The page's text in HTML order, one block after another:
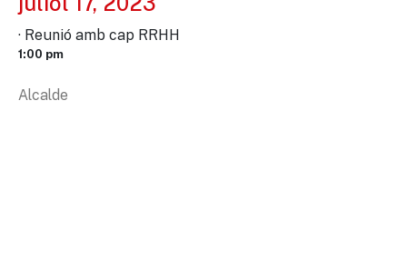
· Reunió amb cap RRHH
1:00 pm
Alcalde